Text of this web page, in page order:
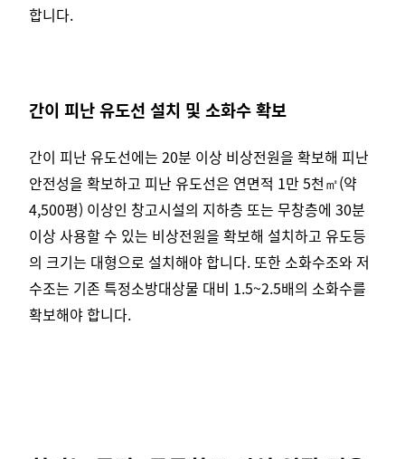
합니다.
간이 피난 유도선 설치 및 소화수 확보
간이 피난 유도선에는 20분 이상 비상전원을 확보해 피난
안전성을 확보하고 피난 유도선은 연면적 1만 5천㎡(약
4,500평) 이상인 창고시설의 지하층 또는 무창층에 30분
이상 사용할 수 있는 비상전원을 확보해 설치하고 유도등
의 크기는 대형으로 설치해야 합니다. 또한 소화수조와 저
수조는 기존 특정소방대상물 대비 1.5~2.5배의 소화수를
확보해야 합니다.